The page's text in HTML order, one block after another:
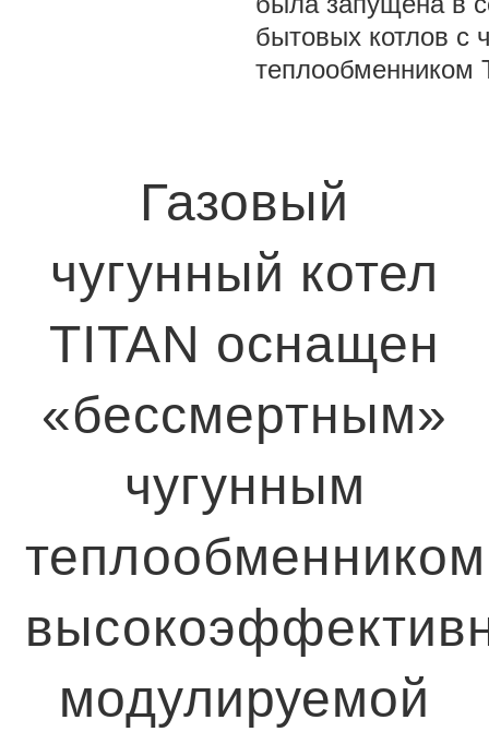
бытовых котлов с
Газовый
чугунный котел
TITAN оснащен
«бессмертным»
чугунным
модулируемой